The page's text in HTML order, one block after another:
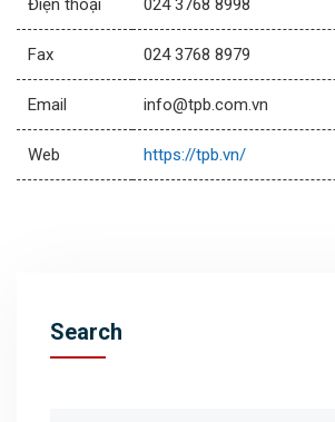
Điện thoại 024 3768 8998
Fax 024 3768 8979
Email info@tpb.com.vn
Web https://tpb.vn/
Search